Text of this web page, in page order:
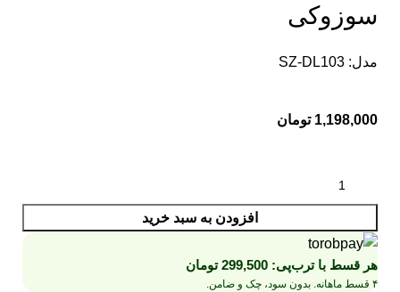
سوزوکی
مدل: SZ-DL103
1,198,000 تومان
افزودن به سبد خرید
هر قسط با ترب‌پی: 299,500 تومان
۴ قسط ماهانه. بدون سود، چک و ضامن.